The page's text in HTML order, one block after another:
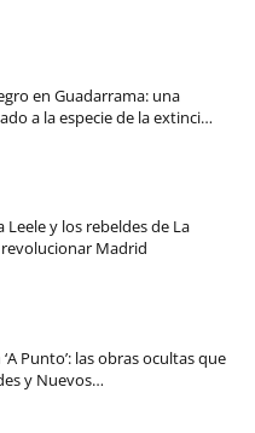
en Guadarrama: una
a la especie de la extinci…
Leele y los rebeldes de La
Madrid
Punto’: las obras ocultas que
y Nuevos…